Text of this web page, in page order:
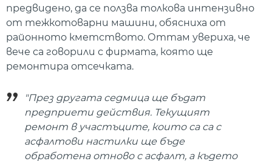
предвидено, да се ползва толкова интензивно
от тежкотоварни машини, обясниха от
районното кметството. Оттам увериха, че
вече са говорили с фирмата, която ще
ремонтира отсечката.
"През другата седмица ще бъдат
предприети действия. Текущият
ремонт в участъците, които са са с
асфалтови настилки ще бъде
обработена отново с асфалт, а където